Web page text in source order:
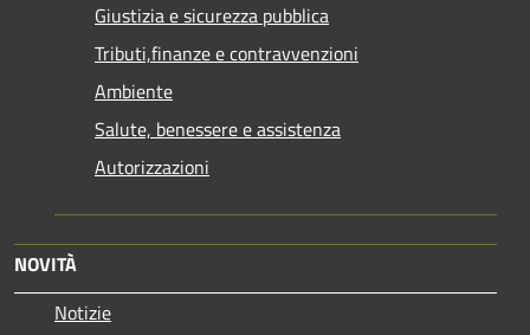
Giustizia e sicurezza pubblica
Tributi,finanze e contravvenzioni
Ambiente
Salute, benessere e assistenza
Autorizzazioni
NOVITÀ
Notizie